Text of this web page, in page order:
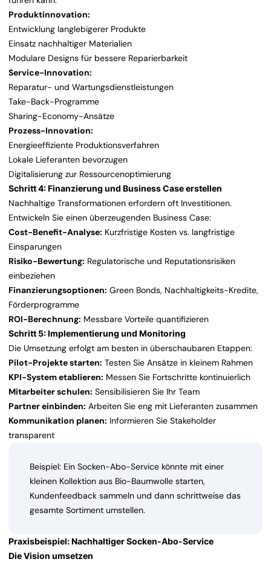
Produktinnovation:
Entwicklung langlebigerer Produkte
Einsatz nachhaltiger Materialien
Modulare Designs für bessere Reparierbarkeit
Service-Innovation:
Reparatur- und Wartungsdienstleistungen
Take-Back-Programme
Sharing-Economy-Ansätze
Prozess-Innovation:
Energieeffiziente Produktionsverfahren
Lokale Lieferanten bevorzugen
Digitalisierung zur Ressourcenoptimierung
Schritt 4: Finanzierung und Business Case erstellen
Nachhaltige Transformationen erfordern oft Investitionen.
Entwickeln Sie einen überzeugenden Business Case:
Cost-Benefit-Analyse: Kurzfristige Kosten vs. langfristige
Einsparungen
Risiko-Bewertung: Regulatorische und Reputationsrisiken
einbeziehen
Finanzierungsoptionen: Green Bonds, Nachhaltigkeits-Kredite,
Förderprogramme
ROI-Berechnung: Messbare Vorteile quantifizieren
Schritt 5: Implementierung und Monitoring
Die Umsetzung erfolgt am besten in überschaubaren Etappen:
Pilot-Projekte starten: Testen Sie Ansätze in kleinem Rahmen
KPI-System etablieren: Messen Sie Fortschritte kontinuierlich
Mitarbeiter schulen: Sensibilisieren Sie Ihr Team
Partner einbinden: Arbeiten Sie eng mit Lieferanten zusammen
Kommunikation planen: Informieren Sie Stakeholder
transparent
Beispiel: Ein Socken-Abo-Service könnte mit einer
kleinen Kollektion aus Bio-Baumwolle starten,
Kundenfeedback sammeln und dann schrittweise das
gesamte Sortiment umstellen.
Praxisbeispiel: Nachhaltiger Socken-Abo-Service
Die Vision umsetzen